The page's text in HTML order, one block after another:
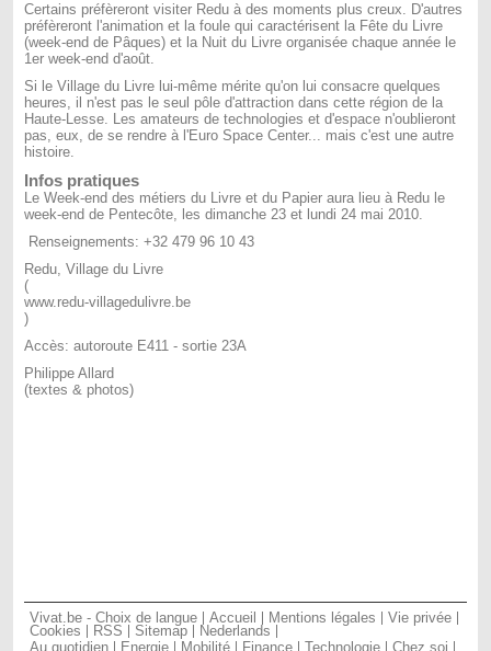
Certains préfèreront visiter Redu à des moments plus creux. D'autres
préfèreront l'animation et la foule qui caractérisent la Fête du Livre
(week-end de Pâques) et la Nuit du Livre organisée chaque année le
1er week-end d'août.
Si le Village du Livre lui-même mérite qu'on lui consacre quelques
heures, il n'est pas le seul pôle d'attraction dans cette région de la
Haute-Lesse. Les amateurs de technologies et d'espace n'oublieront
pas, eux, de se rendre à l'Euro Space Center... mais c'est une autre
histoire.
Infos pratiques
Le Week-end des métiers du Livre et du Papier aura lieu à Redu le
week-end de Pentecôte, les dimanche 23 et lundi 24 mai 2010.
Renseignements: +32 479 96 10 43
Redu, Village du Livre
(
www.redu-villagedulivre.be
)
Accès: autoroute E411 - sortie 23A
Philippe Allard
(textes & photos)
Vivat.be - Choix de langue Accueil Mentions légales
Vie privée
Cookies
RSS Sitemap
Nederlands
Au quotidien
Energie Mobilité Finance Technologie Chez soi